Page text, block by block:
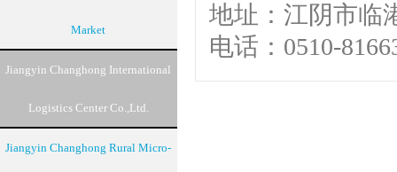
Market
Jiangyin Changhong International
Logistics Center Co.,Ltd.
Jiangyin Changhong Rural Micro-
地址：江阴市临
电话：0510-